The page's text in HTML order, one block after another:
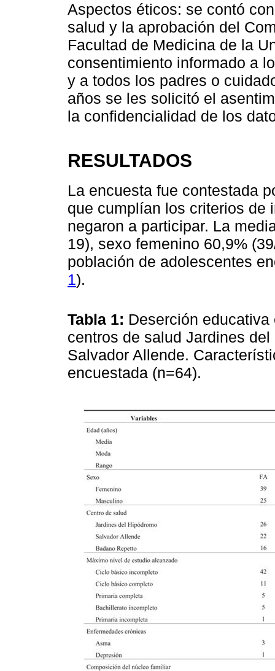
Aspectos éticos: se contó
salud y la aprobación del
Facultad de Medicina de la
consentimiento informado a
y a todos los padres o
años se les solicitó el
la confidencialidad de los
RESULTADOS
La encuesta fue contestada
que cumplían los criterios de
negaron a participar. La
19), sexo femenino 60,9%
población de adolescentes
1).
Tabla 1: Deserción
centros de salud Jardines
Salvador Allende.
encuestada (n=64).